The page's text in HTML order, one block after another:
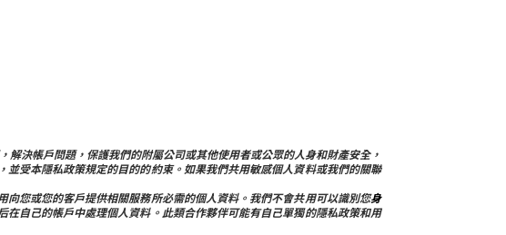
決帳戶問題，保護我們的附屬公司或其他使用者或公眾的人身和財產安全，
受本隱私政策規定的目的的約束。如果我們共用敏感個人資料或我們的關聯
您或您的客戶提供相關服務所必需的個人資料。我們不會共用可以識別您身
自己的帳戶中處理個人資料。此類合作夥伴可能有自己單獨的隱私政策和用